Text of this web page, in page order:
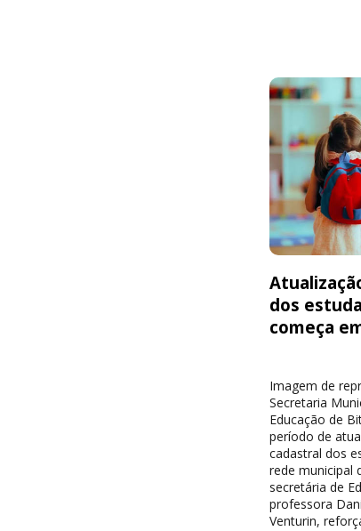
dos
começa
Imagem de
Secretaria
Educação de
período de
cadastral dos
rede municipal
secretária de
professora
Venturin,